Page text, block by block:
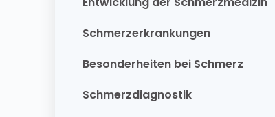
Schmerzerkrankungen
Besonderheiten bei Schmerz
Schmerzdiagnostik